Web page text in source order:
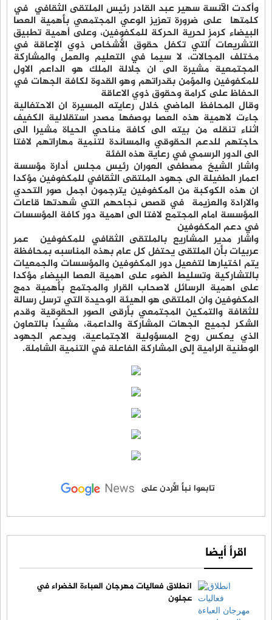
وأكدت الآنسة سهير عبد القادر رئيس الملتقى الثقافي في
كلمتها على ضرورة تعزيز الوعي المجتمعي بأهمية العصا
البيضاء كرمزٍ لحرية الحركة للمكفوفين، وعلى أهمية تطبيق
التشريعات التي تكفل حقوق الأشخاص ذوي الإعاقة في
مختلف المجالات، لا سيما في التعليم والعمل والمشاركة
المجتمعية مشيرة الى ان جلالة الملك هو الداعم الاول
للمكفوفين والمؤمن بقدراتهم وهو القدوة لكافة الجهات في
الحفاظ على كرامة وحقوق ذوي الاعاقة
وقال المحافظ الماضي خلال رعايته المسيرة ان الاحتفالية
جاءت لاهمية هذه العصا بوصفها مصدر استقلالية الكفيف
اثناء تنقله من بيته الى كافة مناحي الحياة مشيرا الى
حاجتهم للدعم الحقوقي والمساندة لتنمية مهاراتهم لافتا
الى الدور الرسمي في رعاية هذه الفئة
واشار الشيخ مصطفى العوران رئيس مجلس أدارة مؤسسة
اعمار الطفيلة الى جهود الملتقى الثقافي للمكفوفين مؤكدا
ان هذه الكوكبة من المكفوفين يترجمون اجمل صور التحدي
والارادة والعزيمة في قصص نجاحهم التي شهدتها قاعات
المؤسسة امام المجتمع لافتا الى اهمية دور كافة المؤسسات
في دعم المكفوفين
واشار مدير المشاريع بالملتقى الثقافي للمكفوفين عمر
عربيات بأن الملتقى يحتفل كل عام بهذه المناسبه بمحافظة
يتم اختيارها لتفعيل دور المكفوفين والمؤسسات والجمعيات
بالتشاركية وتسليط الضوء على اهمية العصا البيضاء مؤكدا
على اهمية الرسائل لاصحاب القرار والمجتمع بأهمية دمج
المكفوفين وان الملتقى هو الهيئة الوحيدة التي ترسل رسالة
للثقافة والتمكين المجتمعي بأرقى الصور الحقوقية وقدم
الشكر لجميع الجهات المشاركة والداعمة، مشيدًا بالتعاون
الذي يعكس روح المسؤولية الاجتماعية، ويدعم الجهود
الوطنية الرامية إلى المشاركة الفاعلة في التنمية الشاملة.
تابعوا نبأ الأردن على
اقرأ أيضا
انطلاق فعاليات مهرجان العباءة الخضراء في
عجلون